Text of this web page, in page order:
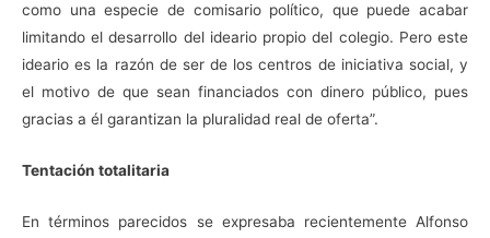
como una especie de comisario político, que puede acabar
limitando el desarrollo del ideario propio del colegio. Pero este
ideario es la razón de ser de los centros de iniciativa social, y
el motivo de que sean financiados con dinero público, pues
gracias a él garantizan la pluralidad real de oferta”.
Tentación totalitaria
En términos parecidos se expresaba recientemente Alfonso